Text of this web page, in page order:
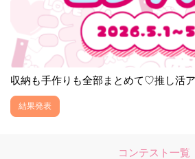
収納も手作りも全部まとめて♡推し活
結果発表
コンテスト一覧